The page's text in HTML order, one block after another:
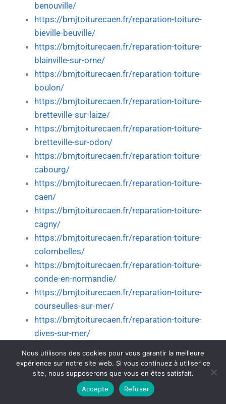
benouville/
https://bmjtoiturecaen.fr/reparation-toiture-
bieville-beuville/
https://bmjtoiturecaen.fr/reparation-toiture-
blainville-sur-orne/
https://bmjtoiturecaen.fr/reparation-toiture-
boulon/
https://bmjtoiturecaen.fr/reparation-toiture-
bretteville-sur-laize/
https://bmjtoiturecaen.fr/reparation-toiture-
bretteville-sur-odon/
https://bmjtoiturecaen.fr/reparation-toiture-
cabourg/
https://bmjtoiturecaen.fr/reparation-toiture-
caen/
https://bmjtoiturecaen.fr/reparation-toiture-
cagny/
https://bmjtoiturecaen.fr/reparation-toiture-
colombelles/
https://bmjtoiturecaen.fr/reparation-toiture-
conde-en-normandie/
https://bmjtoiturecaen.fr/reparation-toiture-
courseulles-sur-mer/
https://bmjtoiturecaen.fr/reparation-toiture-
dives-sur-mer/
douvres-la-delivrande/
https://bmjtoiturecaen.fr/reparation-toiture-
Nous utilisons des cookies pour vous garantir la meilleure
expérience sur notre site web. Si vous continuez à utiliser ce
site, nous supposerons que vous en êtes satisfait.
Accepte
Refuser